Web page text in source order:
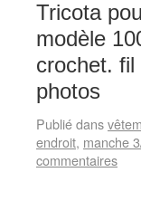
Tricota
modèle
crochet.
photos
Publié dans
endroit, manche
commentaires